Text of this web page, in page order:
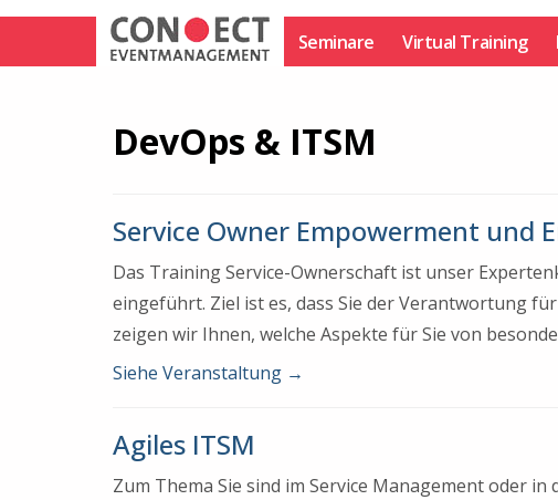
Zum
Seminare Virtual Training
DevOps & ITSM
Service Owner Empowerment und
Das Training Service-Ownerschaft ist unser
eingeführt. Ziel ist es, dass Sie der Verantwortung
zeigen wir Ihnen, welche Aspekte für Sie von
Siehe Veranstaltung →
Agiles ITSM
Zum Thema Sie sind im Service Management oder